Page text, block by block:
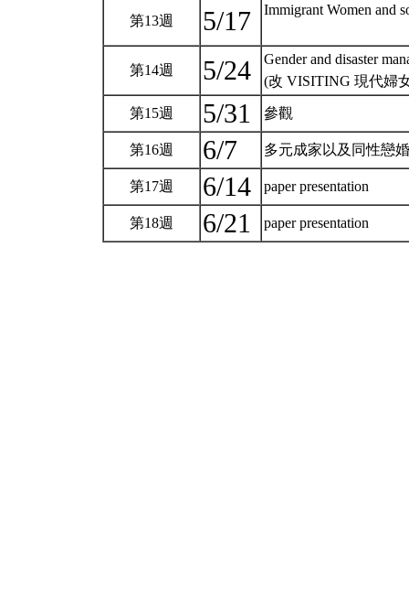
第13週 5/17 Immigrant Women and
第14週 5/24
Gender and disaster
(改 VISITING 現代婦
第15週 5/31 參觀
第16週 6/7 多元成家以及同性戀
第17週 6/14 paper presentation
第18週 6/21 paper presentation